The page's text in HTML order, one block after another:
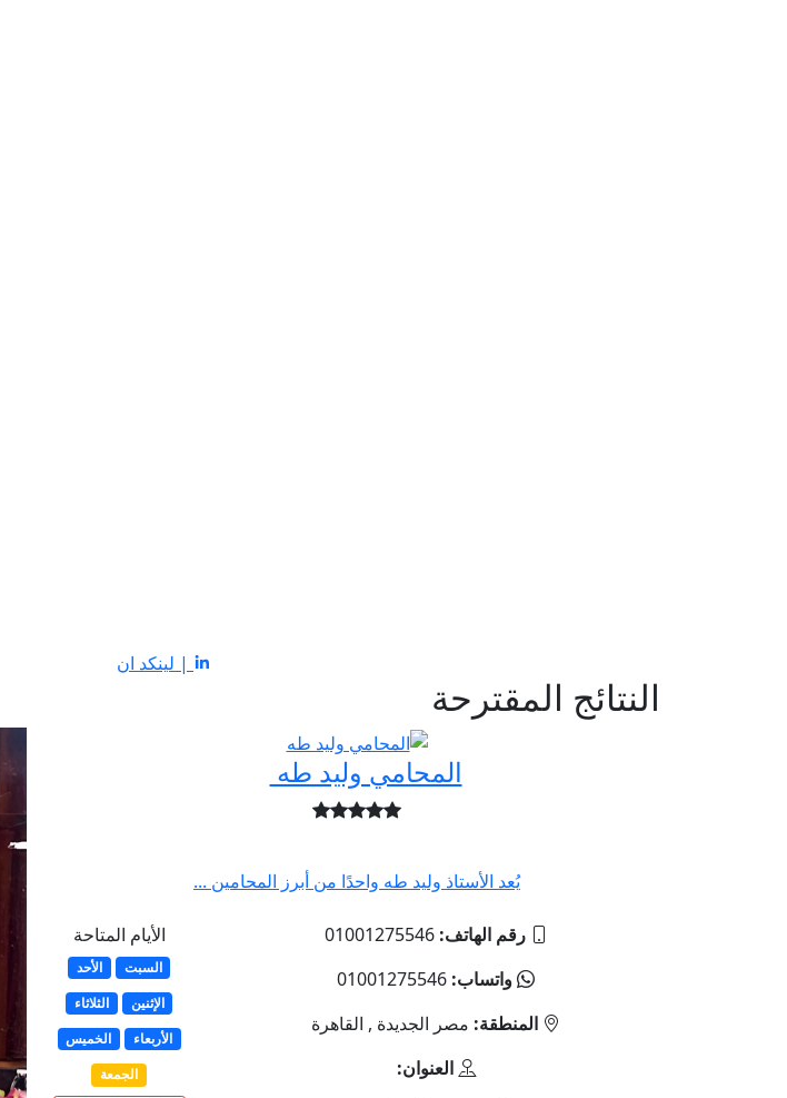
| لينكد ان
النتائج المقترحة
المحامي وليد طه
يُعد الأستاذ وليد طه واحدًا من أبرز المحامين ...
رقم الهاتف:01001275546
واتساب: 01001275546
المنطقة: مصر الجديدة , القاهرة
العنوان:
الأيام المتاحة
السبت
الأحد
الإثنين
الثلاثاء
الأربعاء
الخميس
الجمعة